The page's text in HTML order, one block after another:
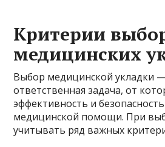
Критерии
медицинских
Выбор медицинской укладки
ответственная задача, от
эффективность и
медицинской помощи. При
учитывать ряд важных